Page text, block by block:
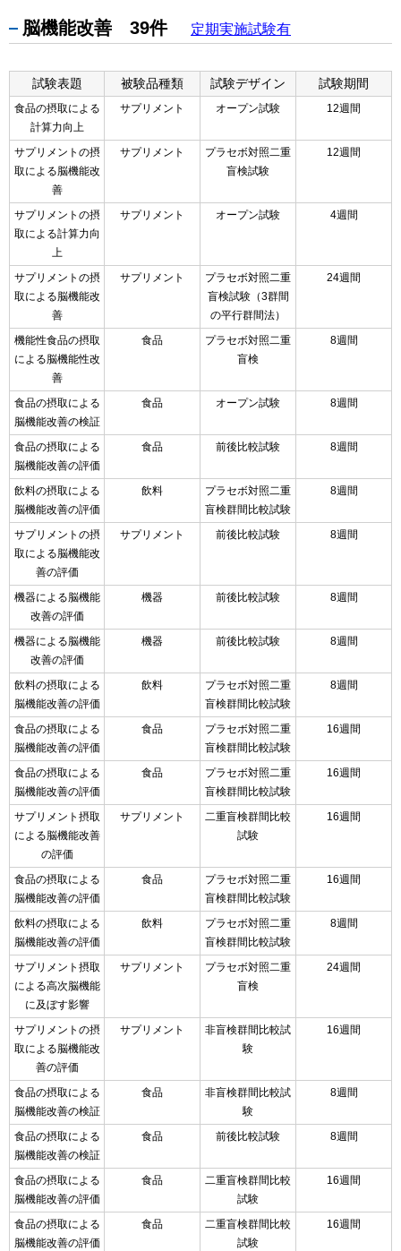
脳機能改善 39件 定期実施試験有
試験表題 被験品種類 試験デザイン 試験期間
食品の摂取による
計算力向上
サプリメント オープン試験 12週間
サプリメントの摂
取による脳機能改
善
サプリメント
プラセボ対照二重
盲検試験
12週間
サプリメントの摂
取による計算力向
上
サプリメント オープン試験 4週間
サプリメントの摂
取による脳機能改
善
サプリメント
プラセボ対照二重
盲検試験（3群間
の平行群間法）
24週間
機能性食品の摂取
による脳機能性改
善
食品
プラセボ対照二重
盲検
8週間
食品の摂取による
脳機能改善の検証
食品 オープン試験 8週間
食品の摂取による
脳機能改善の評価
食品 前後比較試験 8週間
飲料の摂取による
脳機能改善の評価
飲料
プラセボ対照二重
盲検群間比較試験
8週間
サプリメントの摂
取による脳機能改
善の評価
サプリメント 前後比較試験 8週間
機器による脳機能
改善の評価
機器 前後比較試験 8週間
機器による脳機能
改善の評価
機器 前後比較試験 8週間
飲料の摂取による
脳機能改善の評価
飲料
プラセボ対照二重
盲検群間比較試験
8週間
食品の摂取による
脳機能改善の評価
食品
プラセボ対照二重
盲検群間比較試験
16週間
食品の摂取による
脳機能改善の評価
食品
プラセボ対照二重
盲検群間比較試験
16週間
サプリメント摂取
による脳機能改善
の評価
サプリメント
二重盲検群間比較
試験
16週間
食品の摂取による
脳機能改善の評価
食品
プラセボ対照二重
盲検群間比較試験
16週間
飲料の摂取による
脳機能改善の評価
飲料
プラセボ対照二重
盲検群間比較試験
8週間
サプリメント摂取
による高次脳機能
に及ぼす影響
サプリメント
プラセボ対照二重
盲検
24週間
サプリメントの摂
取による脳機能改
善の評価
サプリメント
非盲検群間比較試
験
16週間
食品の摂取による
脳機能改善の検証
食品
非盲検群間比較試
験
8週間
食品の摂取による
脳機能改善の検証
食品 前後比較試験 8週間
食品の摂取による
脳機能改善の評価
食品
二重盲検群間比較
試験
16週間
食品の摂取による
脳機能改善の評価
食品
二重盲検群間比較
試験
16週間